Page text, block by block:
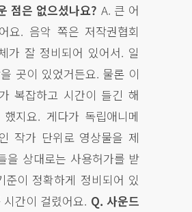
점은 없으셨나요? A. 큰 어
요. 음악 쪽은 저작권협회
가 잘 정비되어 있어서. 일
곳이 있었거든요. 물론 이
복잡하고 시간이 들긴 해
지요. 게다가 독립애니메
작가 단위로 영상물을 제
을 상대로는 사용허가를 받
준이 정확하게 정비되어 있
간이 걸렸어요. Q. 사운드